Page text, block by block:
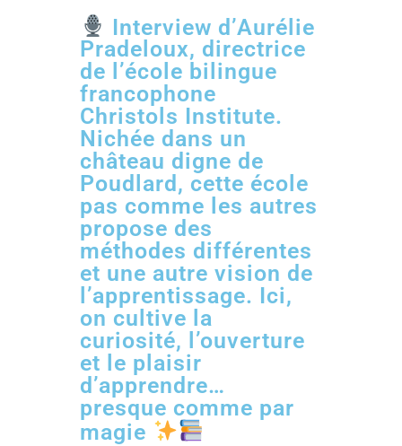
Interview d’Aurélie
Pradeloux, directrice
de l’école bilingue
francophone
Christols Institute.
Nichée dans un
château digne de
Poudlard, cette école
pas comme les autres
propose des
méthodes différentes
et une autre vision de
l’apprentissage. Ici,
on cultive la
curiosité, l’ouverture
et le plaisir
d’apprendre…
presque comme par
magie